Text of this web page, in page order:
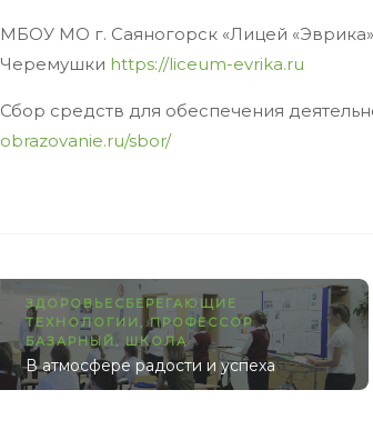
МБОУ МО г. Саяногорск «Лицей «Эврика»
Черемушки https://liceum-evrika.ru
Сбор средств для обеспечения
obrazovanie.ru/sbor/
ЗДОРОВЬЕСБЕРЕГАЮЩИЕ
ТЕХНОЛОГИИ
,ПРОФЕССОР
БАЗАРНЫЙ,ШКОЛА
В атмосфере радости и успеха